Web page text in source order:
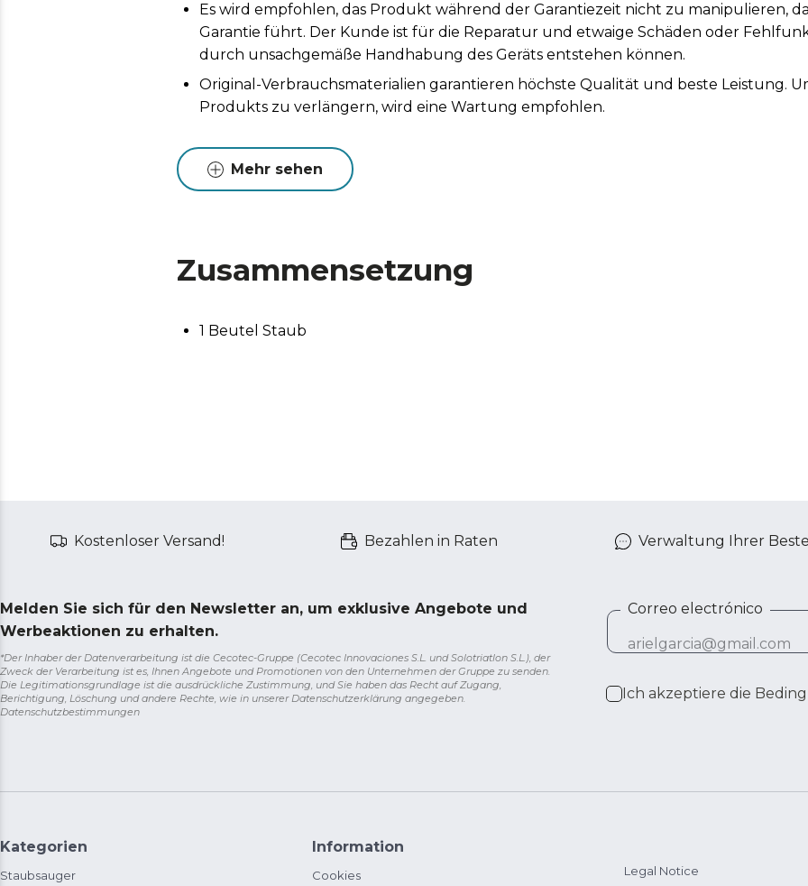
Es wird empfohlen, das Produkt während der Garantiezeit nicht zu manipulieren,
Garantie führt. Der Kunde ist für die Reparatur und etwaige Schäden oder
durch unsachgemäße Handhabung des Geräts entstehen können.
Original-Verbrauchsmaterialien garantieren höchste Qualität und beste Leistung.
Produkts zu verlängern, wird eine Wartung empfohlen.
Mehr sehen
Zusammensetzung
1 Beutel Staub
Kostenloser Versand! Bezahlen in Raten Verwaltung Ihrer
Melden Sie sich für den Newsletter an, um exklusive Angebote und
Werbeaktionen zu erhalten.
*Der Inhaber der Datenverarbeitung ist die Cecotec-Gruppe (Cecotec Innovaciones S.L. und Solotriatlon S.L.), der
Zweck der Verarbeitung ist es, Ihnen Angebote und Promotionen von den Unternehmen der Gruppe zu senden.
Die Legitimationsgrundlage ist die ausdrückliche Zustimmung, und Sie haben das Recht auf Zugang,
Berichtigung, Löschung und andere Rechte, wie in unserer Datenschutzerklärung angegeben.
Datenschutzbestimmungen
Correo electrónico
Ich akzeptiere die
Kategorien
Staubsauger
Information
Cookies
Legal Notice